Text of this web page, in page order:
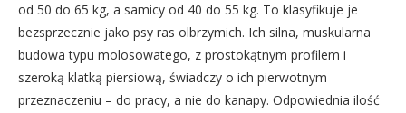
od 50 do 65 kg, a samicy od 40 do 55 kg. To klasyfikuje je
bezsprzecznie jako psy ras olbrzymich. Ich silna, muskularna
budowa typu molosowatego, z prostokątnym profilem i
szeroką klatką piersiową, świadczy o ich pierwotnym
przeznaczeniu – do pracy, a nie do kanapy. Odpowiednia ilość